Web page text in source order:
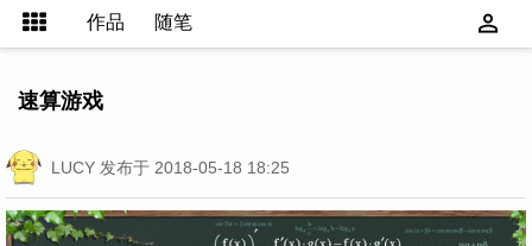
作品 随笔
速算游戏
LUCY 发布于 2018-05-18 18:25